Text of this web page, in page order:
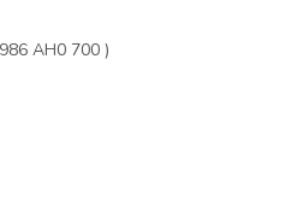
AH0 700 )